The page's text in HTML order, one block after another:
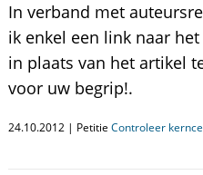
In verband met
ik enkel een link naar
in plaats van het artikel
voor uw begrip!.
24.10.2012 | Petitie Controleer